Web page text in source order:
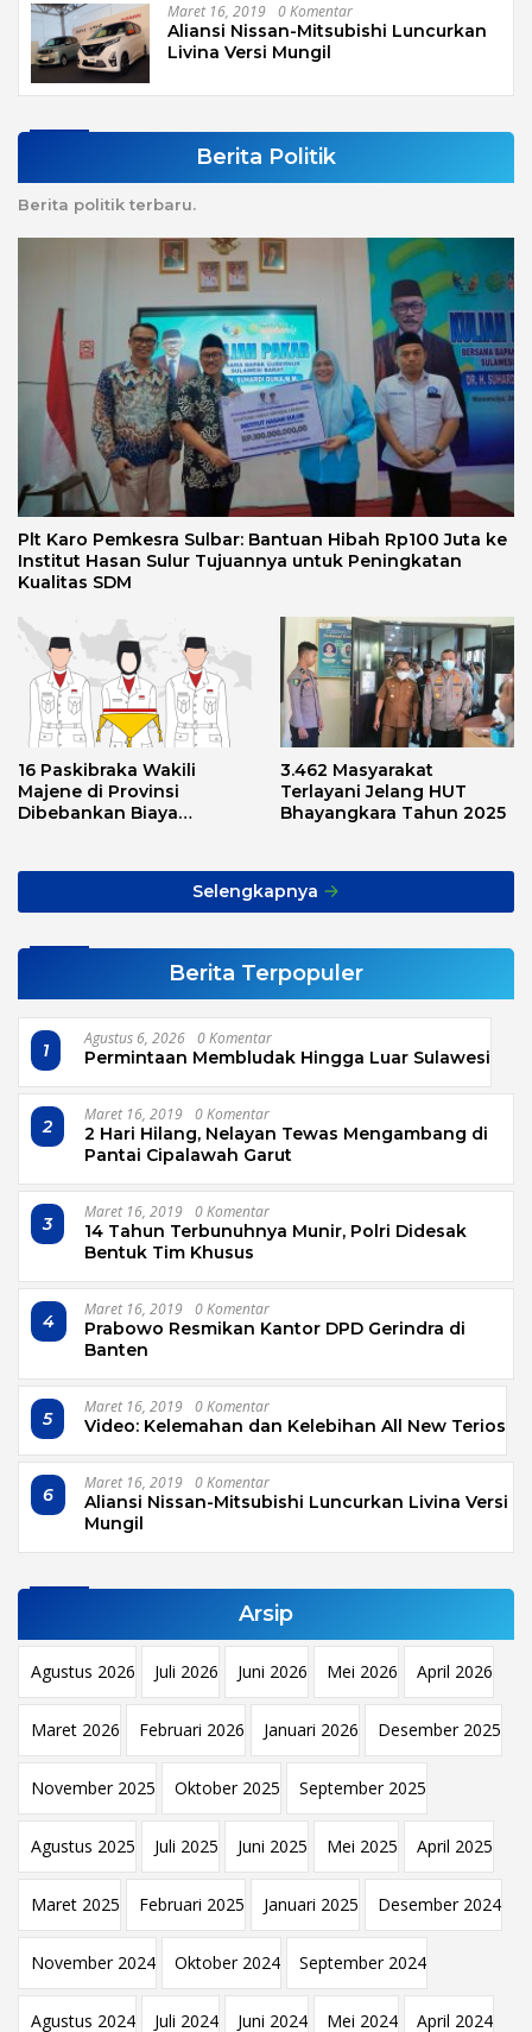
Maret 16, 2019 0 Komentar
Aliansi Nissan-Mitsubishi Luncurkan
Livina Versi Mungil
Berita Politik
Berita politik terbaru.
Plt Karo Pemkesra Sulbar: Bantuan Hibah Rp100 Juta ke
Institut Hasan Sulur Tujuannya untuk Peningkatan
Kualitas SDM
16 Paskibraka Wakili
Majene di Provinsi
Dibebankan Biaya
3.462 Masyarakat
Terlayani Jelang HUT
Bhayangkara Tahun 2025
Selengkapnya
Berita Terpopuler
1
Agustus 6, 2026 0 Komentar
Permintaan Membludak Hingga Luar Sulawesi
2
Maret 16, 2019 0 Komentar
2 Hari Hilang, Nelayan Tewas Mengambang di
Pantai Cipalawah Garut
3
Maret 16, 2019 0 Komentar
14 Tahun Terbunuhnya Munir, Polri Didesak
Bentuk Tim Khusus
4
Maret 16, 2019 0 Komentar
Prabowo Resmikan Kantor DPD Gerindra di
Banten
5
Maret 16, 2019 0 Komentar
Video: Kelemahan dan Kelebihan All New Terios
6
Maret 16, 2019 0 Komentar
Aliansi Nissan-Mitsubishi Luncurkan Livina Versi
Mungil
Arsip
Agustus 2026 Juli 2026 Juni 2026 Mei 2026 April 2026
Maret 2026 Februari 2026 Januari 2026 Desember 2025
November 2025 Oktober 2025 September 2025
Agustus 2025 Juli 2025 Juni 2025 Mei 2025 April 2025
Maret 2025 Februari 2025 Januari 2025 Desember 2024
November 2024 Oktober 2024 September 2024
Agustus 2024 Juli 2024 Juni 2024 Mei 2024 April 2024